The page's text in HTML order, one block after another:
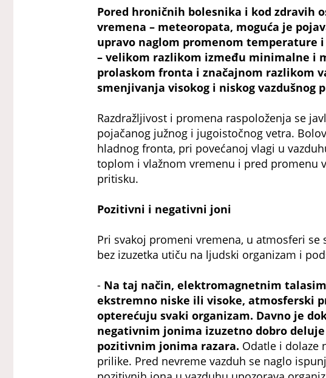
Pored hroničnih bolesnika i kod zdravih
vremena – meteoropata, moguća je
upravo naglom promenom temperature
– velikom razlikom između minimalne i
prolaskom fronta i značajnom razlikom
smenjivanja visokog i niskog vazdušnog
Razdražljivost i promena raspoloženja se
pojačanog južnog i jugoistočnog vetra.
hladnog fronta, pri povećanoj vlagi u
toplom i vlažnom vremenu i pred promenu
pritisku.
Pozitivni i negativni joni
Pri svakoj promeni vremena, u atmosferi
bez izuzetka utiču na ljudski organizam i
- Na taj način, elektromagnetnim
ekstremno niske ili visoke, atmosferski
opterećuju svaki organizam. Davno je
negativnim jonima izuzetno dobro deluje
pozitivnim jonima razara. Odatle i dolaze
prilike. Pred nevreme vazduh se naglo